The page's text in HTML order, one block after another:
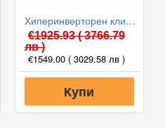
Хиперинверторен климатик Mitsubishi Electric MSZ-FH25VE/MUZ-FH25VE, 9000 BTU, Клас A+++
€1925.93( 3766.79
лв )
€1549.00 ( 3029.58 лв )
Купи